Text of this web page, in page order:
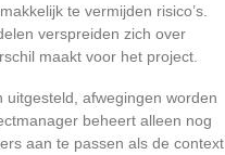
te vermijden risico’s.
verspreiden zich over
maakt voor het project.
afwegingen worden
beheert alleen nog
aan te passen als de context